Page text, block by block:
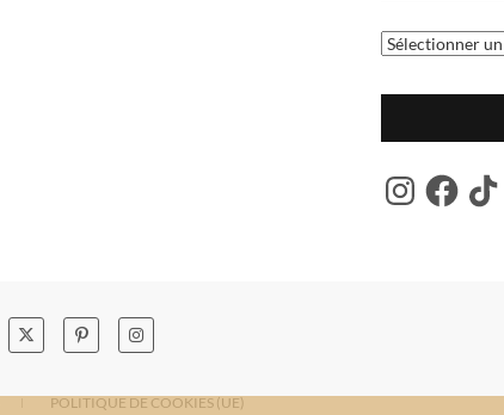
Archives
InstagramFacebook
TikTok
POLITIQUE DE COOKIES (UE)